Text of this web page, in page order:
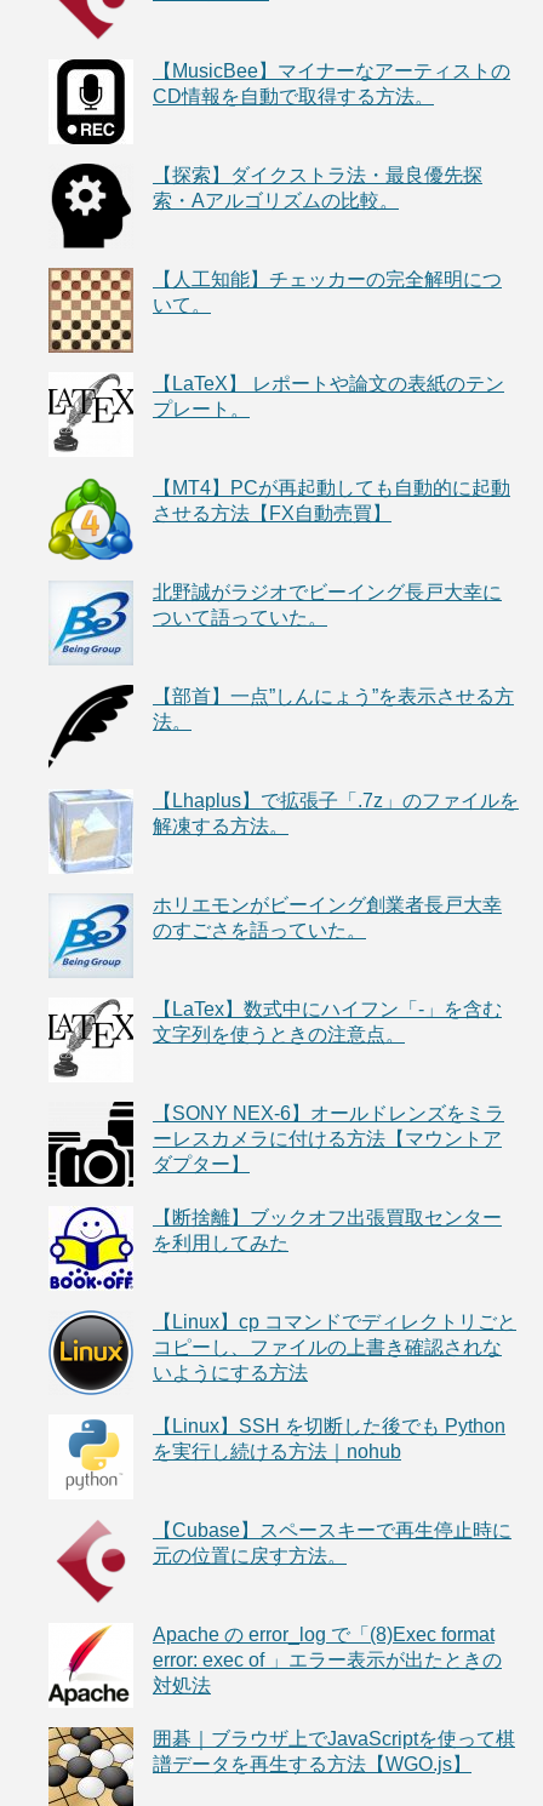
【MusicBee】マイナーなアーティストの
CD情報を自動で取得する方法。
【探索】ダイクストラ法・最良優先探
索・Aアルゴリズムの比較。
【人工知能】チェッカーの完全解明につ
いて。
【LaTeX】 レポートや論文の表紙のテン
プレート。
【MT4】PCが再起動しても自動的に起動
させる方法【FX自動売買】
北野誠がラジオでビーイング長戸大幸に
ついて語っていた。
【部首】一点”しんにょう”を表示させる方
法。
【Lhaplus】で拡張子「.7z」のファイルを
解凍する方法。
ホリエモンがビーイング創業者長戸大幸
のすごさを語っていた。
【LaTex】数式中にハイフン「-」を含む
文字列を使うときの注意点。
【SONY NEX-6】オールドレンズをミラ
ーレスカメラに付ける方法【マウントア
ダプター】
【断捨離】ブックオフ出張買取センター
を利用してみた
【Linux】cp コマンドでディレクトリごと
コピーし、ファイルの上書き確認されな
いようにする方法
【Linux】SSH を切断した後でも Python
を実行し続ける方法｜nohub
【Cubase】スペースキーで再生停止時に
元の位置に戻す方法。
Apache の error_log で「(8)Exec format
error: exec of 」エラー表示が出たときの
対処法
囲碁｜ブラウザ上でJavaScriptを使って棋
譜データを再生する方法【WGO.js】